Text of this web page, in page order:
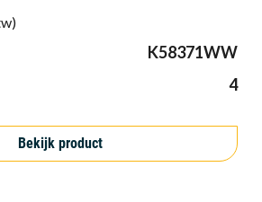
K58371WW
4
Bekijk product